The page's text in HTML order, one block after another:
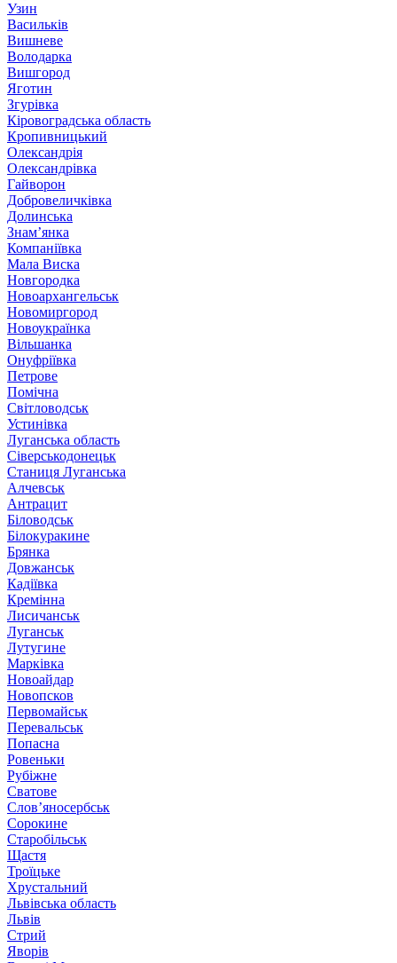
Узин
Васильків
Вишневе
Володарка
Вишгород
Яготин
Згурівка
Кіровоградська область
Кропивницький
Олександрія
Олександрівка
Гайворон
Добровеличківка
Долинська
Знам’янка
Компаніївка
Мала Виска
Новгородка
Новоархангельськ
Новомиргород
Новоукраїнка
Вільшанка
Онуфріївка
Петрове
Помічна
Світловодськ
Устинівка
Луганська область
Сіверськодонецьк
Станиця Луганська
Алчевськ
Антрацит
Біловодськ
Білокуракине
Брянка
Довжанськ
Кадіївка
Кремінна
Лисичанськ
Луганськ
Лутугине
Марківка
Новоайдар
Новопсков
Первомайськ
Перевальськ
Попасна
Ровеньки
Рубіжне
Сватове
Слов’яносербськ
Сорокине
Старобільськ
Щастя
Троїцьке
Хрустальний
Львівська область
Львів
Стрий
Яворів